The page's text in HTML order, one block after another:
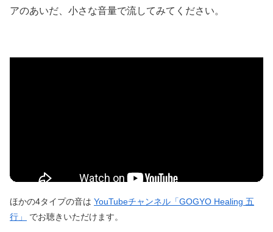
アのあいだ、小さな音量で流してみてください。
ほかの4タイプの音は YouTubeチャンネル「GOGYO Healing 五
行」
でお聴きいただけます。